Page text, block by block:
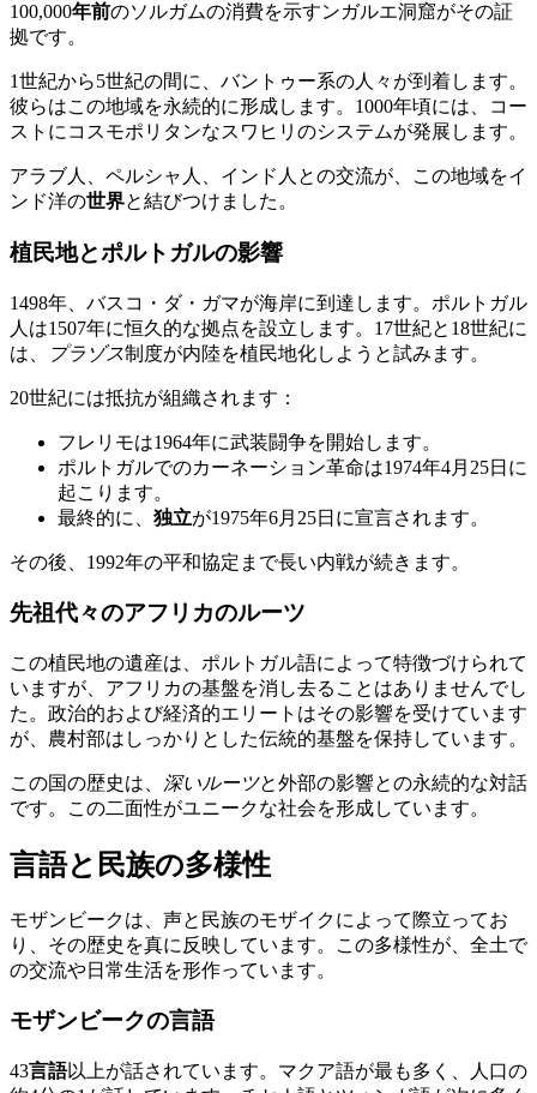
100,000年前のソルガムの消費を示すンガルエ洞窟がその証
拠です。
1世紀から5世紀の間に、バントゥー系の人々が到着します。
彼らはこの地域を永続的に形成します。1000年頃には、コー
ストにコスモポリタンなスワヒリのシステムが発展します。
アラブ人、ペルシャ人、インド人との交流が、この地域をイ
ンド洋の世界と結びつけました。
植民地とポルトガルの影響
1498年、バスコ・ダ・ガマが海岸に到達します。ポルトガル
人は1507年に恒久的な拠点を設立します。17世紀と18世紀に
は、
プラゾス制度が内陸を植民地化しようと試みます。
20世紀には抵抗が組織されます：
フレリモは1964年に武装闘争を開始します。
ポルトガルでのカーネーション革命は1974年4月25日に
起こります。
最終的に、 独立が1975年6月25日に宣言されます。
その後、1992年の平和協定まで長い内戦が続きます。
先祖代々のアフリカのルーツ
この植民地の遺産は、ポルトガル語によって特徴づけられて
いますが、アフリカの基盤を消し去ることはありませんでし
た。政治的および経済的エリートはその影響を受けています
が、農村部はしっかりとした伝統的基盤を保持しています。
この国の歴史は、 深いルーツと外部の影響との永続的な対話
です。この二面性がユニークな社会を形成しています。
言語と民族の多様性
モザンビークは、声と民族のモザイクによって際立ってお
り、その歴史を真に反映しています。この多様性が、全土で
の交流や日常生活を形作っています。
モザンビークの言語
43言語以上が話されています。マクア語が最も多く、人口の